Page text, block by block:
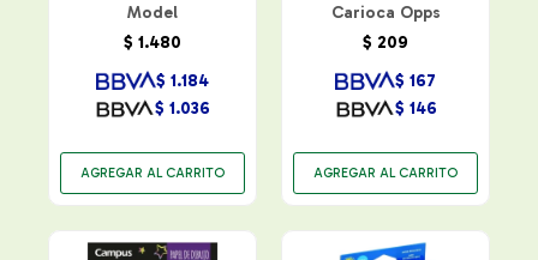
Model
$ 1.480
$ 1.036
$ 1.184
Carioca Opps
$ 209
$ 146
$ 167